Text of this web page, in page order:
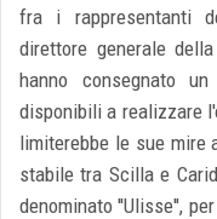
fra i rappresentanti
direttore generale
hanno consegnato
disponibili a realizzare
limiterebbe le sue mire
stabile tra Scilla e
denominato ''Ulisse'',